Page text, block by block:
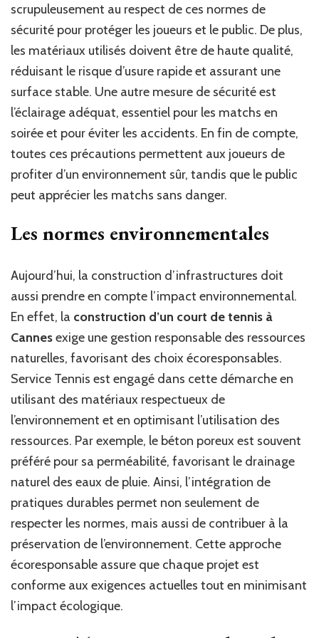
scrupuleusement au respect de ces normes de
sécurité pour protéger les joueurs et le public. De plus,
les matériaux utilisés doivent être de haute qualité,
réduisant le risque d’usure rapide et assurant une
surface stable. Une autre mesure de sécurité est
l’éclairage adéquat, essentiel pour les matchs en
soirée et pour éviter les accidents. En fin de compte,
toutes ces précautions permettent aux joueurs de
profiter d’un environnement sûr, tandis que le public
peut apprécier les matchs sans danger.
Les normes environnementales
Aujourd’hui, la construction d’infrastructures doit
aussi prendre en compte l’impact environnemental.
En effet, la construction d’un court de tennis à
Cannesexige une gestion responsable des ressources
naturelles, favorisant des choix écoresponsables.
Service Tennis est engagé dans cette démarche en
utilisant des matériaux respectueux de
l’environnement et en optimisant l’utilisation des
ressources. Par exemple, le béton poreux est souvent
préféré pour sa perméabilité, favorisant le drainage
naturel des eaux de pluie. Ainsi, l’intégration de
pratiques durables permet non seulement de
respecter les normes, mais aussi de contribuer à la
préservation de l’environnement. Cette approche
écoresponsable assure que chaque projet est
conforme aux exigences actuelles tout en minimisant
l’impact écologique.